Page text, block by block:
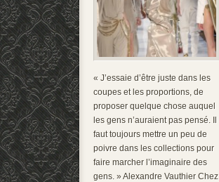
« J’essaie d’être juste dans les
coupes et les proportions, de
proposer quelque chose auquel
les gens n’auraient pas pensé. Il
faut toujours mettre un peu de
poivre dans les collections pour
faire marcher l’imaginaire des
gens. » Alexandre Vauthier Chez